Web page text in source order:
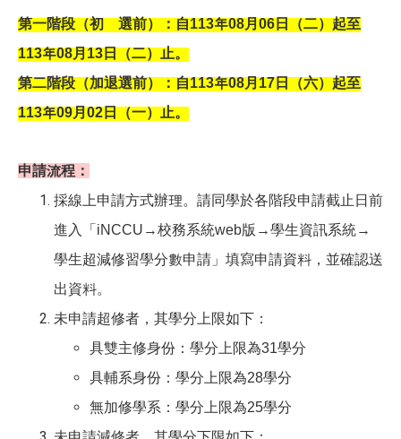
第一階段（初 選前）：自113年08月06日（二）起至
113年08月13日（二）止。
第二階段（加退選前）：自113年08月17日（六）起至
113年09月02日（一）止。
申請流程：
採線上申請方式辦理。請同學於各階段申請截止日前
進入「iNCCU→校務系統web版→學生資訊系統→
學生超減修習學分數申請」填寫申請資料，並確認送
出資料。
未申請超修者，其學分上限如下：
具雙主修身份：學分上限為31學分
具輔系身份：學分上限為28學分
無加修學系：學分上限為25學分